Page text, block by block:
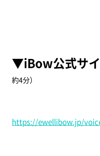
▼iBow公式サ
約4分）
https://ewellibow.jp/